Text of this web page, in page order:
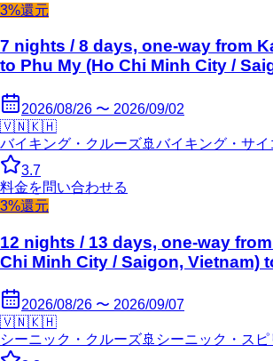
3%還元
7 nights / 8 days, one-way from
to Phu My (Ho Chi Minh City /
2026/08/26 〜 2026/09/02
🇻🇳🇰🇭
バイキング・クルーズ🚢 バイキング・サイ
3.7
料金を問い合わせる
3%還元
12 nights / 13 days, one-way
Chi Minh City / Saigon, Vietnam)
2026/08/26 〜 2026/09/07
🇻🇳🇰🇭
シーニック・クルーズ🚢 シーニック・スピ